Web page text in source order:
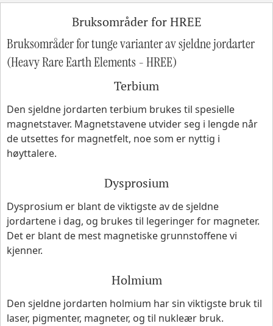
Bruksområder for HREE
Bruksområder for tunge varianter av sjeldne jordarter
(Heavy Rare Earth Elements - HREE)
Terbium
Den sjeldne jordarten terbium brukes til spesielle
magnetstaver. Magnetstavene utvider seg i lengde når
de utsettes for magnetfelt, noe som er nyttig i
høyttalere.
Dysprosium
Dysprosium er blant de viktigste av de sjeldne
jordartene i dag, og brukes til legeringer for magneter.
Det er blant de mest magnetiske grunnstoffene vi
kjenner.
Holmium
Den sjeldne jordarten holmium har sin viktigste bruk til
laser, pigmenter, magneter, og til nukleær bruk.